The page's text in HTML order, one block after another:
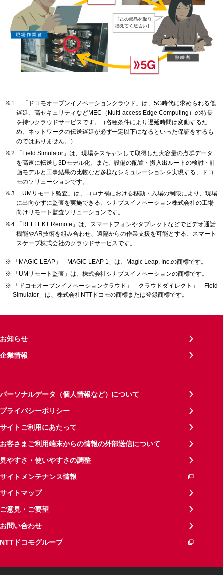
「ドコモオープンイノベーションクラウド」は、5G時代に求められる低
遅延、高セキュリティなどMEC（Multi‐access Edge Computing）の特長
を持つクラウドサービスです。（各種条件により遅延時間は変動するた
め、ネットワークの伝送遅延が必ず一定以下になるといった保証をするも
のではありません。）
「Field Simulator」は、現場をスキャンして取得した大容量の点群データ
を高速に転送し3Dモデル化、また、設備の配置・搬入出ルートの検討・計
画モデルと工事結果の比較など多様なシミュレーションを実現する、ドコ
モのソリューションです。
「UMリモート監査」は、コロナ禍における移動・入場の制限により、現場
に出向かずに監査を実施できる、シナプスイノベーション株式会社の工場
向けリモート監査ソリューションです。
「REFLEKT Remote」は、スマートフォンやタブレットなどでビデオ通話
機能やAR技術を組み合わせ、遠隔からの作業支援を可能とする、スマート
スケープ株式会社のクラウドサービスです。
「MAGIC LEAP」「MAGIC LEAP 1」は、Magic Leap, Inc.の商標です。
「UMリモート監査」は、株式会社シナプスイノベーションの商標です。
「ドコモオープンイノベーションクラウド」「クラウドダイレクト」「Field
Simulator」は、株式会社NTTドコモの商標または登録商標です。
お知らせ
企業情報
パーソナルデータ（個人情報など）について
プライバシーポリシー
サイトご利用にあたって
お客さまご利用端末からの情報の外部送信について
見やすさ・使いやすさの調整
サイトメンテナンス情報
サイトマップ
ご意見・ご要望
お問い合わせ
NTTドコモグループ